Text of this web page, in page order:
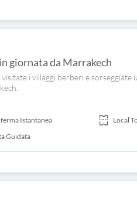
giornata da Marrakech
i villaggi berberi e sorseggiate
Istantanea
Guidata
Local